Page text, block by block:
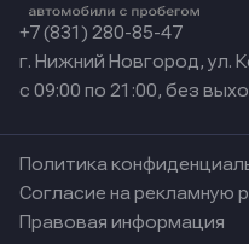
+7 (831) 280-85-47
г. Нижний Новгород, ул.
с 09:00 по 21:00, без
Политика
Согласие на рекламную
Правовая информация